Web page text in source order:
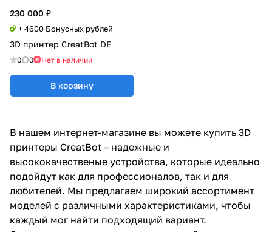
230 000 ₽
+ 4600 Бонусных рублей
3D принтер CreatBot DE
0 0 Нет в наличии
В корзину
В нашем интернет-магазине вы можете купить 3D
принтеры CreatBot – надежные и
высококачественые устройства, которые идеально
подойдут как для профессионалов, так и для
любителей. Мы предлагаем широкий ассортимент
моделей с различными характеристиками, чтобы
каждый мог найти подходящий вариант.